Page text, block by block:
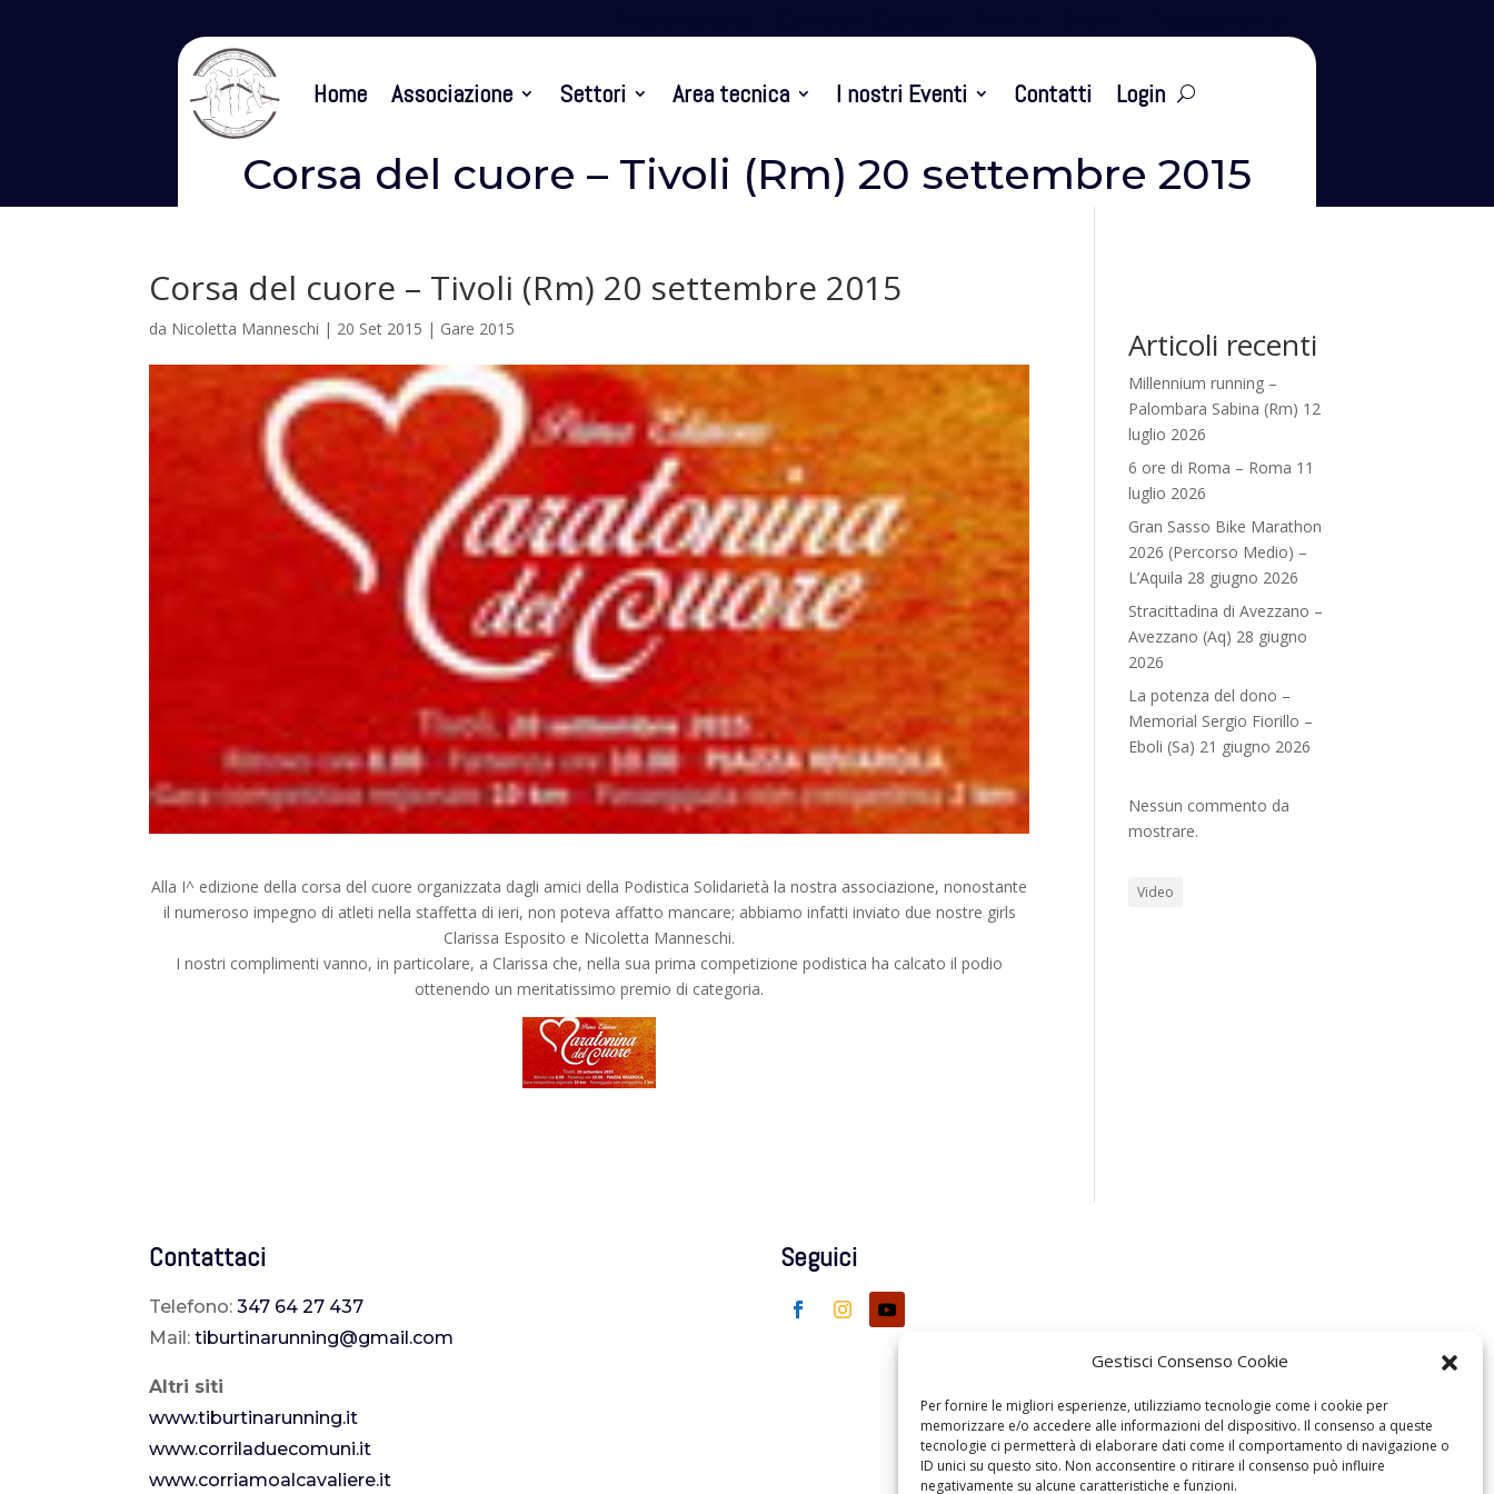
Gestisci Consenso Cookie
Per fornire le migliori esperienze, utilizziamo tecnologie come i cookie per
memorizzare e/o accedere alle informazioni del dispositivo. Il consenso a queste
tecnologie ci permetterà di elaborare dati come il comportamento di navigazione o
ID unici su questo sito. Non acconsentire o ritirare il consenso può influire
negativamente su alcune caratteristiche e funzioni.
Home Associazione Settori Area tecnica I nostri Eventi Contatti Login
Corsa del cuore – Tivoli (Rm) 20 settembre 2015
Corsa del cuore – Tivoli (Rm) 20 settembre 2015
da Nicoletta Manneschi | 20 Set 2015 | Gare 2015
Alla I^ edizione della corsa del cuore organizzata dagli amici della Podistica Solidarietà la nostra associazione, nonostante
il numeroso impegno di atleti nella staffetta di ieri, non poteva affatto mancare; abbiamo infatti inviato due nostre girls
Clarissa Esposito e Nicoletta Manneschi.
I nostri complimenti vanno, in particolare, a Clarissa che, nella sua prima competizione podistica ha calcato il podio
ottenendo un meritatissimo premio di categoria.
Articoli recenti
Millennium running –
Palombara Sabina (Rm) 12
luglio 2026
6 ore di Roma – Roma 11
luglio 2026
Gran Sasso Bike Marathon
2026 (Percorso Medio) –
L’Aquila 28 giugno 2026
Stracittadina di Avezzano –
Avezzano (Aq) 28 giugno
2026
La potenza del dono –
Memorial Sergio Fiorillo –
Eboli (Sa) 21 giugno 2026
Nessun commento da
mostrare.
Video
Contattaci
Telefono:347 64 27 437
Mail:tiburtinarunning@gmail.com
Altri siti
www.tiburtinarunning.it
www.corriladuecomuni.it
www.corriamoalcavaliere.it
Seguici